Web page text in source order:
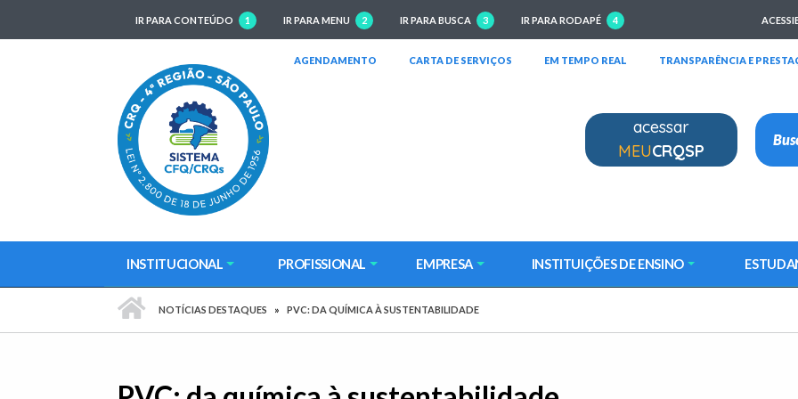
IR PARA CONTEÚDO 1 IR PARA MENU 2 IR PARA BUSCA 3 IR PARA RODAPÉ 4
AGENDAMENTO (ABRIRÁ EM NOVA JANELA)
CARTA DE SERVIÇOS (ABRIRÁ EM NOVA JANELA)
EM TEMPO REAL (ABRIRÁ EM NOVA JANELA)
TRANSPARÊNCIA E
acessar
MEUCRQSP
INSTITUCIONAL PROFISSIONAL EMPRESA INSTITUIÇÕES DE ENSINO
PÁGINA INICIAL
NOTÍCIAS DESTAQUES PVC: DA QUÍMICA À SUSTENTABILIDADE